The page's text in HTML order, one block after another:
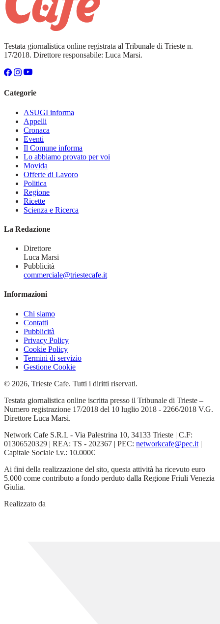
Testata giornalistica online registrata al Tribunale di Trieste n.
17/2018. Direttore responsabile: Luca Marsi.
Categorie
ASUGI informa
Appelli
Cronaca
Eventi
Il Comune informa
Lo abbiamo provato per voi
Movida
Offerte di Lavoro
Politica
Regione
Ricette
Scienza e Ricerca
La Redazione
Direttore
Luca Marsi
Pubblicità
commerciale@triestecafe.it
Informazioni
Chi siamo
Contatti
Pubblicità
Privacy Policy
Cookie Policy
Termini di servizio
Gestione Cookie
© 2026, Trieste Cafe. Tutti i diritti riservati.
Testata giornalistica online iscritta presso il Tribunale di Trieste –
Numero registrazione 17/2018 del 10 luglio 2018 - 2266/2018 V.G.
Direttore Luca Marsi.
Network Cafe S.R.L - Via Palestrina 10, 34133 Trieste | C.F:
01306520329 | REA: TS - 202367 | PEC: networkcafe@pec.it |
Capitale Sociale i.v.: 10.000€
Ai fini della realizzazione del sito, questa attività ha ricevuto euro
5.000 come contributo a fondo perduto dalla Regione Friuli Venezia
Giulia.
Realizzato da